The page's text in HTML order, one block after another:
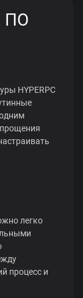
ПО
HYPERPC
легко
процесс и